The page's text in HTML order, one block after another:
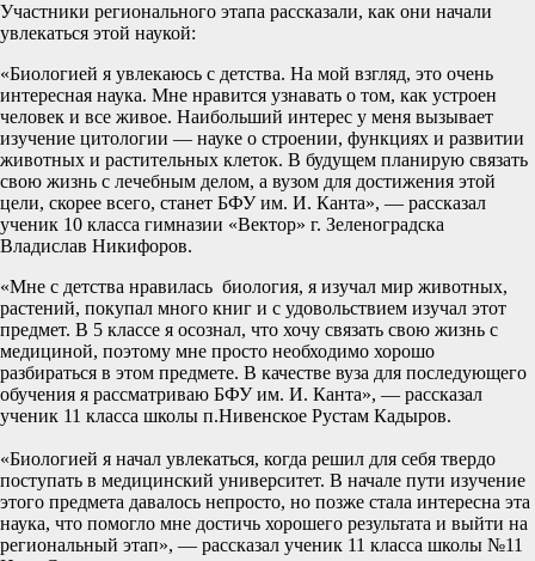
Участники регионального этапа рассказали, как они начали
увлекаться этой наукой:
«Биологией я увлекаюсь с детства. На мой взгляд, это очень
интересная наука. Мне нравится узнавать о том, как устроен
человек и все живое. Наибольший интерес у меня вызывает
изучение цитологии — науке о строении, функциях и развитии
животных и растительных клеток. В будущем планирую связать
свою жизнь с лечебным делом, а вузом для достижения этой
цели, скорее всего, станет БФУ им. И. Канта», — рассказал
ученик 10 класса гимназии «Вектор» г. Зеленоградска
Владислав Никифоров.
«Мне с детства нравилась биология, я изучал мир животных,
растений, покупал много книг и с удовольствием изучал этот
предмет. В 5 классе я осознал, что хочу связать свою жизнь с
медициной, поэтому мне просто необходимо хорошо
разбираться в этом предмете. В качестве вуза для последующего
обучения я рассматриваю БФУ им. И. Канта», — рассказал
ученик 11 класса школы п.Нивенское Рустам Кадыров.
«Биологией я начал увлекаться, когда решил для себя твердо
поступать в медицинский университет. В начале пути изучение
этого предмета давалось непросто, но позже стала интересна эта
наука, что помогло мне достичь хорошего результата и выйти на
региональный этап», — рассказал ученик 11 класса школы №11